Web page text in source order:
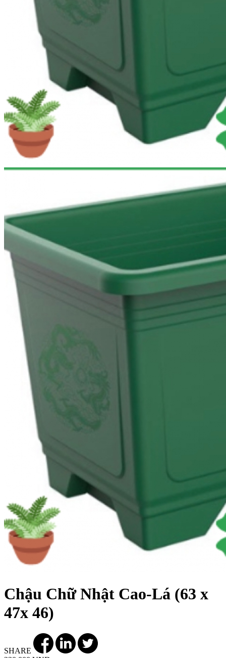
Chậu Chữ Nhật Cao-Lá (63 x
47x 46)
SHARE